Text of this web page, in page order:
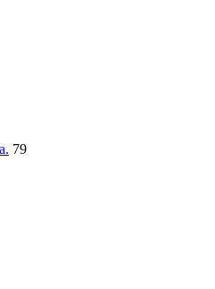
79